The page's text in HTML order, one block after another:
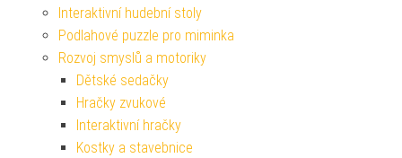
Interaktivní hudební stoly
Podlahové puzzle pro miminka
Rozvoj smyslů a motoriky
Dětské sedačky
Hračky zvukové
Interaktivní hračky
Kostky a stavebnice